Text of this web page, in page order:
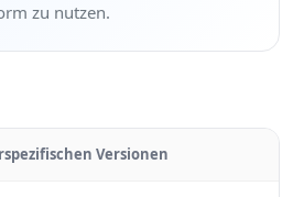
zu nutzen.
Versionen